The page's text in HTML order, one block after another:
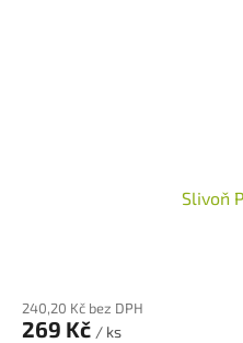
Slivoň
produktu
je
240,20 Kč bez DPH
269 Kč / ks